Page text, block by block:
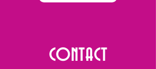
CONTACT